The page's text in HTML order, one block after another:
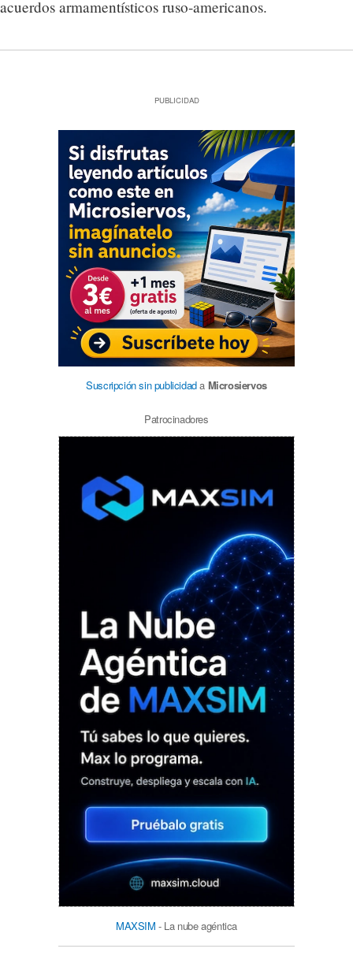
acuerdos armamentísticos ruso-americanos.
PUBLICIDAD
Suscripción sin publicidada Microsiervos
Patrocinadores
MAXSIM - La nube agéntica